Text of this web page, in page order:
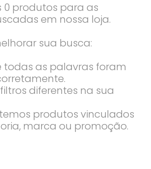
0 produtos para as
em nossa loja.
sua busca:
todas as palavras foram
diferentes na sua
produtos vinculados
marca ou promoção.